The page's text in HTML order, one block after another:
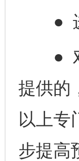
● 进
● 对
提供的
以上专
步提高